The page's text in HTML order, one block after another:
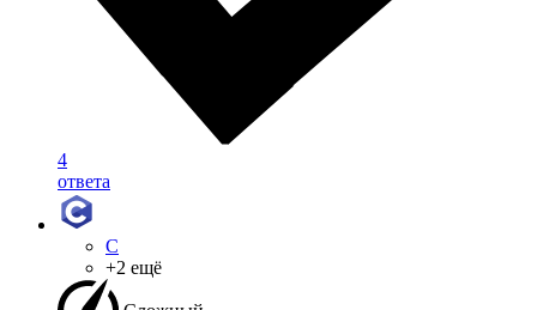
4
ответа
C
+2 ещё